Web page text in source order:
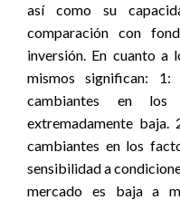
así como su
comparación con
inversión. En cuanto a
mismos significan: 1:
cambiantes en
extremadamente baja.
cambiantes en los
sensibilidad a
mercado es baja a